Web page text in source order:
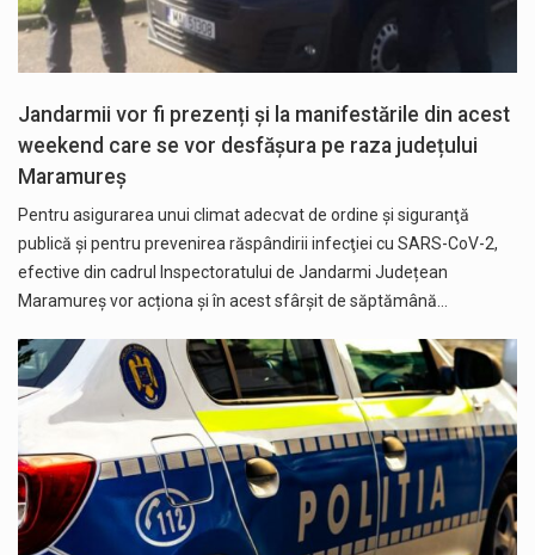
Jandarmii vor fi prezenți și la manifestările din acest
weekend care se vor desfășura pe raza județului
Maramureș
Pentru asigurarea unui climat adecvat de ordine și siguranţă
publică și pentru prevenirea răspândirii infecţiei cu SARS-CoV-2,
efective din cadrul Inspectoratului de Jandarmi Județean
Maramureș vor acționa și în acest sfârșit de săptămână…